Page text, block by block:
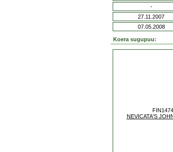
-
27.11.2007
07.05.2008
Koera sugupuu:
NEVICATA'S